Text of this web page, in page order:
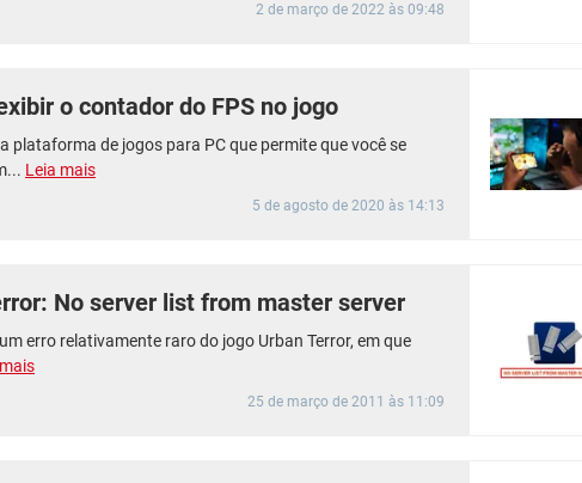
2 de março de 2022 às 09:48
o contador do FPS no jogo
plataforma de jogos para PC que permite que você se
Leia mais
5 de agosto de 2020 às 14:13
No server list from master server
erro relativamente raro do jogo Urban Terror, em que
25 de março de 2011 às 11:09